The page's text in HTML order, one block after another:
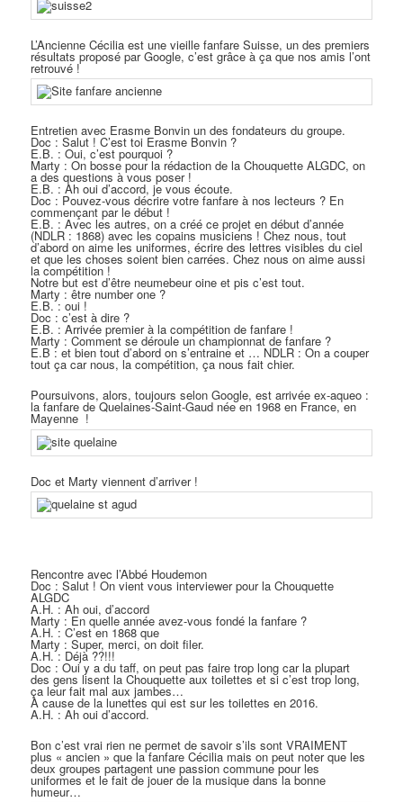
L’Ancienne Cécilia est une vieille fanfare Suisse, un des premiers
résultats proposé par Google, c’est grâce à ça que nos amis l’ont
retrouvé !
Entretien avec Erasme Bonvin un des fondateurs du groupe.
Doc : Salut ! C’est toi Erasme Bonvin ?
E.B. : Oui, c’est pourquoi ?
Marty : On bosse pour la rédaction de la Chouquette ALGDC, on
a des questions à vous poser !
E.B. : Ah oui d’accord, je vous écoute.
Doc : Pouvez-vous décrire votre fanfare à nos lecteurs ? En
commençant par le début !
E.B. : Avec les autres, on a créé ce projet en début d’année
(NDLR : 1868) avec les copains musiciens ! Chez nous, tout
d’abord on aime les uniformes, écrire des lettres visibles du ciel
et que les choses soient bien carrées. Chez nous on aime aussi
la compétition !
Notre but est d’être neumebeur oine et pis c’est tout.
Marty : être number one ?
E.B. : oui !
Doc : c’est à dire ?
E.B. : Arrivée premier à la compétition de fanfare !
Marty : Comment se déroule un championnat de fanfare ?
E.B : et bien tout d’abord on s’entraine et … NDLR : On a couper
tout ça car nous, la compétition, ça nous fait chier.
Poursuivons, alors, toujours selon Google, est arrivée ex-aqueo :
la fanfare de Quelaines-Saint-Gaud née en 1968 en France, en
Mayenne !
Doc et Marty viennent d’arriver !
Rencontre avec l’Abbé Houdemon
Doc : Salut ! On vient vous interviewer pour la Chouquette
ALGDC
A.H. : Ah oui, d’accord
Marty : En quelle année avez-vous fondé la fanfare ?
A.H. : C’est en 1868 que
Marty : Super, merci, on doit filer.
A.H. : Déjà ??!!!
Doc : Oui y a du taff, on peut pas faire trop long car la plupart
des gens lisent la Chouquette aux toilettes et si c’est trop long,
ça leur fait mal aux jambes…
À cause de la lunettes qui est sur les toilettes en 2016.
A.H. : Ah oui d’accord.
Bon c’est vrai rien ne permet de savoir s’ils sont VRAIMENT
plus « ancien » que la fanfare Cécilia mais on peut noter que les
deux groupes partagent une passion commune pour les
uniformes et le fait de jouer de la musique dans la bonne
humeur…